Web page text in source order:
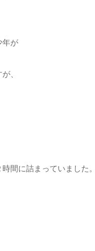
年が
、
間に詰まっていました。